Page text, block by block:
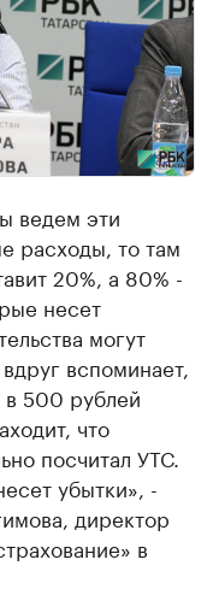
ведем эти
расходы, то там
20%, а 80% -
несет
могут
вспоминает,
в 500 рублей
что
посчитал УТС.
убытки», -
директор
в